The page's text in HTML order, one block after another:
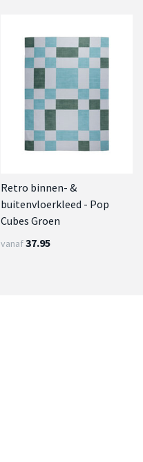
Retro binnen- &
buitenvloerkleed - Pop
Cubes Groen
vanaf37.95